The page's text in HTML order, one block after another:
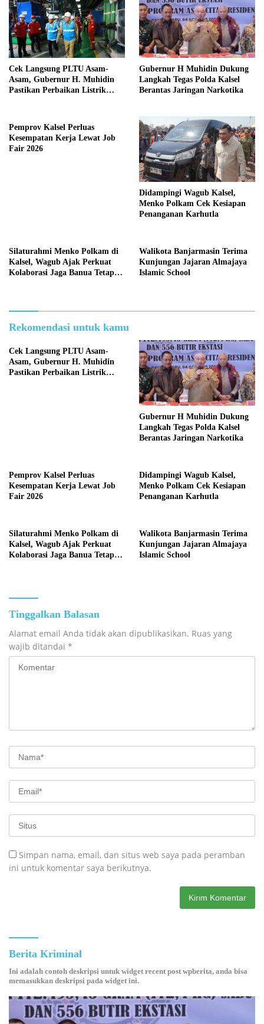
Cek Langsung PLTU Asam-
Asam, Gubernur H. Muhidin
Pastikan Perbaikan Listrik
Gubernur H Muhidin Dukung
Langkah Tegas Polda Kalsel
Berantas Jaringan Narkotika
Pemprov Kalsel Perluas
Kesempatan Kerja Lewat Job
Fair 2026
Didampingi Wagub Kalsel,
Menko Polkam Cek Kesiapan
Penanganan Karhutla
Silaturahmi Menko Polkam di
Kalsel, Wagub Ajak Perkuat
Kolaborasi Jaga Banua Tetap
Walikota Banjarmasin Terima
Kunjungan Jajaran Almajaya
Islamic School
Rekomendasi untuk kamu
Cek Langsung PLTU Asam-
Asam, Gubernur H. Muhidin
Pastikan Perbaikan Listrik
Gubernur H Muhidin Dukung
Langkah Tegas Polda Kalsel
Berantas Jaringan Narkotika
Pemprov Kalsel Perluas
Kesempatan Kerja Lewat Job
Fair 2026
Didampingi Wagub Kalsel,
Menko Polkam Cek Kesiapan
Penanganan Karhutla
Silaturahmi Menko Polkam di
Kalsel, Wagub Ajak Perkuat
Kolaborasi Jaga Banua Tetap
Walikota Banjarmasin Terima
Kunjungan Jajaran Almajaya
Islamic School
Tinggalkan Balasan
Alamat email Anda tidak akan dipublikasikan. Ruas yang
wajib ditandai *
Simpan nama, email, dan situs web saya pada peramban
ini untuk komentar saya berikutnya.
Berita Kriminal
Ini adalah contoh deskripsi untuk widget recent post wpberita, anda bisa
memasukkan deskripsi pada widget ini.